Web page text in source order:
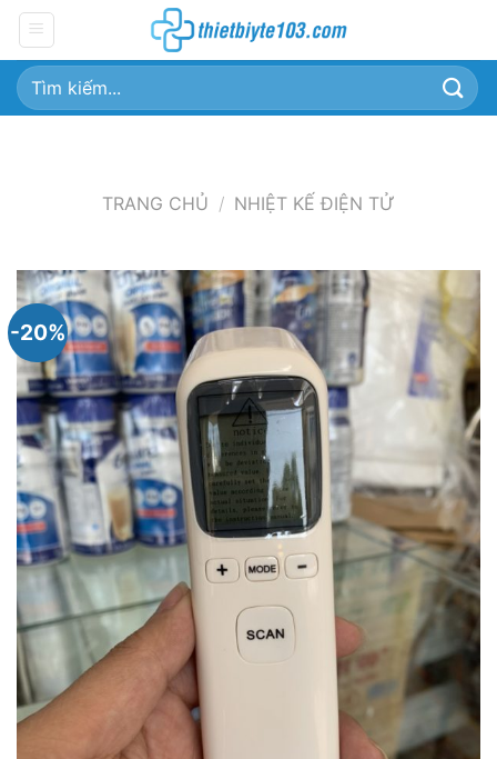
Chuyển
đến
nội
dung
Tìm
kiếm:
TRANG CHỦ / NHIỆT KẾ ĐIỆN TỬ
-20%